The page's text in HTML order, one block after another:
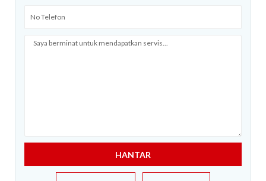
Message
HANTAR